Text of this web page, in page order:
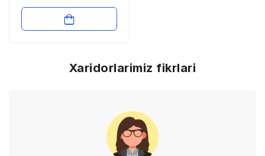
Xaridorlarimiz fikrlari